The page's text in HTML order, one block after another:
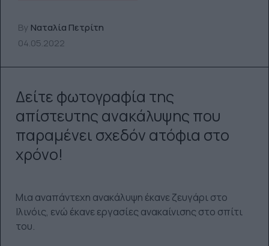
By Ναταλία Πετρίτη
04.05.2022
Δείτε φωτογραφία της
απίστευτης ανακάλυψης που
παραμένει σχεδόν ατόφια στο
χρόνο!
Μια αναπάντεχη ανακάλυψη έκανε ζευγάρι στο
Ιλινόις, ενώ έκανε εργασίες ανακαίνισης στο σπίτι
του.